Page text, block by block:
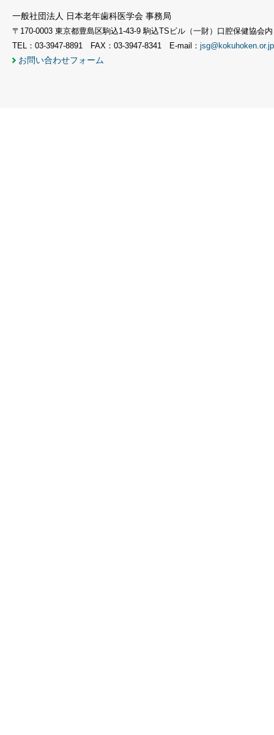
一般社団法人 日本老年歯科医学会 事務局
〒170-0003 東京都豊島区駒込1-43-9 駒込TSビル（一財）口腔保健協会内
TEL：03-3947-8891 FAX：03-3947-8341 E-mail： jsg@kokuhoken.or.jp
お問い合わせフォーム